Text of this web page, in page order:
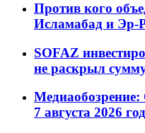
Против кого
Исламабад и Эр-
SOFAZ
не раскрыл
Медиаобозрение:
7 августа 2026